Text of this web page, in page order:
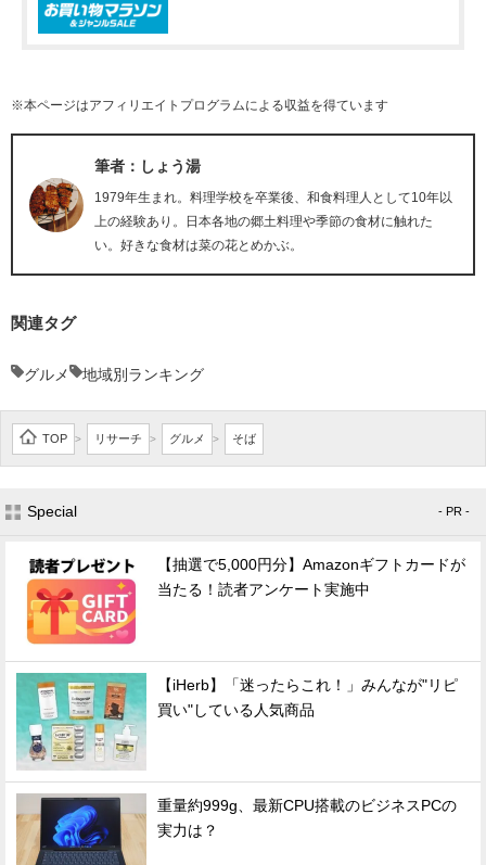
※本ページはアフィリエイトプログラムによる収益を得ています
筆者：しょう湯
1979年生まれ。料理学校を卒業後、和食料理人として10年以
上の経験あり。日本各地の郷土料理や季節の食材に触れた
い。好きな食材は菜の花とめかぶ。
関連タグ
グルメ 地域別ランキング
TOP > リサーチ > グルメ > そば
Special - PR -
【抽選で5,000円分】Amazonギフトカードが
当たる！読者アンケート実施中
【iHerb】「迷ったらこれ！」みんなが"リピ
買い"している人気商品
重量約999g、最新CPU搭載のビジネスPCの
実力は？